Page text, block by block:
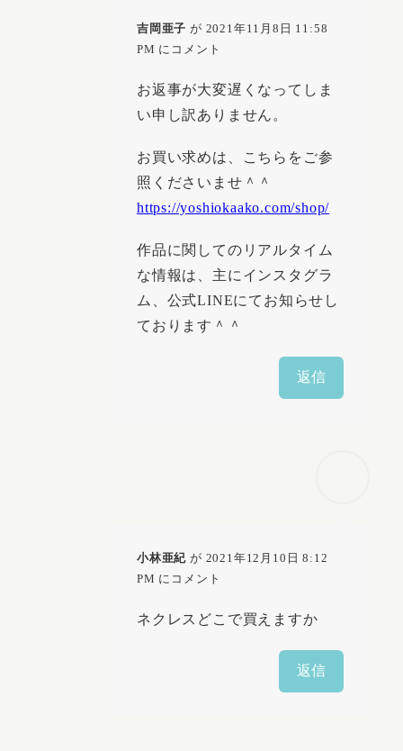
吉岡亜子 が 2021年11月8日 11:58
PM にコメント
お返事が大変遅くなってしま
い申し訳ありません。
お買い求めは、こちらをご参
照くださいませ＾＾
https://yoshiokaako.com/shop/
作品に関してのリアルタイム
な情報は、主にインスタグラ
ム、公式LINEにてお知らせし
ております＾＾
返信
小林亜紀 が 2021年12月10日 8:12
PM にコメント
ネクレスどこで買えますか
返信